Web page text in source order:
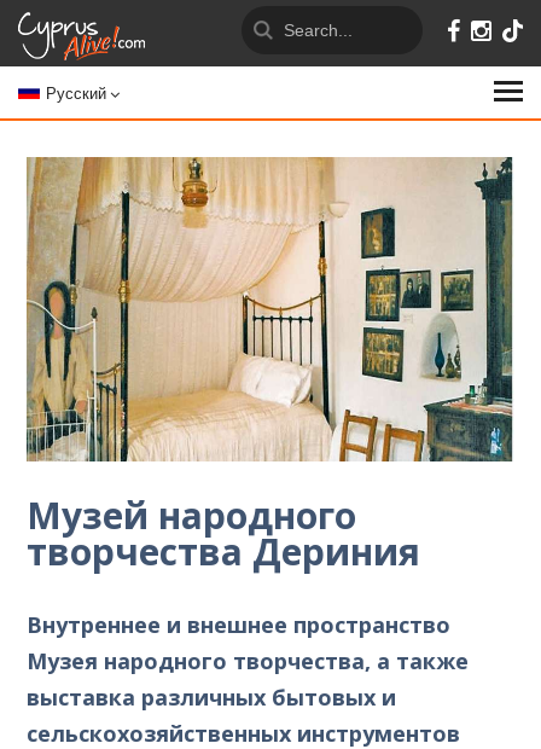
Русский
Музей народного
творчества Дериния
Внутреннее и внешнее пространство
Музея народного творчества, а также
выставка различных бытовых и
сельскохозяйственных инструментов